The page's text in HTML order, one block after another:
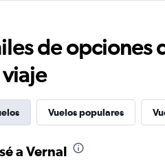
de opciones
Vuelos populares
a Vernal